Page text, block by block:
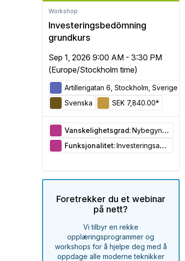
Workshop
Investeringsbedömning
grundkurs
Sep 1, 2026 9:00 AM - 3:30 PM
(Europe/Stockholm time)
Artillerigatan 6, Stockholm, Sverige
Svenska
SEK 7,840.00*
Vanskelighetsgrad:Nybegynner
Funksjonalitet:Investeringsanalyse
Foretrekker du et webinar
på nett?
Vi tilbyr en rekke
opplæringsprogrammer og
workshops for å hjelpe deg med å
oppdage alle moderne teknikker